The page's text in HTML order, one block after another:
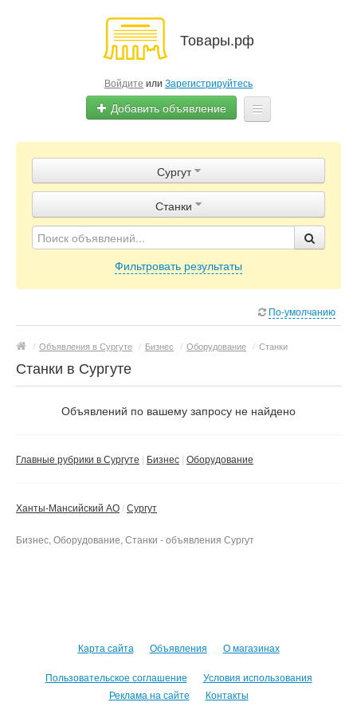
Товары.рф
Войдите или Зарегистрируйтесь
Добавить объявление
Объявления
Магазины
Контакты
Сургут
Станки
Фильтровать результаты
По-умолчанию
/ Объявления в Сургуте / Бизнес / Оборудование / Станки
Станки в Сургуте
Объявлений по вашему запросу не найдено
Главные рубрики в Сургуте Бизнес Оборудование
Ханты-Мансийский АО Сургут
Бизнес, Оборудование, Станки - объявления Сургут
Карта сайта Объявления О магазинах
Пользовательское соглашение
Условия использования
Реклама на сайте
Контакты